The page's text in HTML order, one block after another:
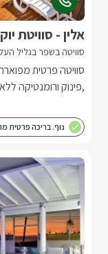
אלין - סוויטת
סוויטה בשפר בגליל
סוויטה פרטית
,פינוק ורומנטיקה
נוף. בריכה פרטית